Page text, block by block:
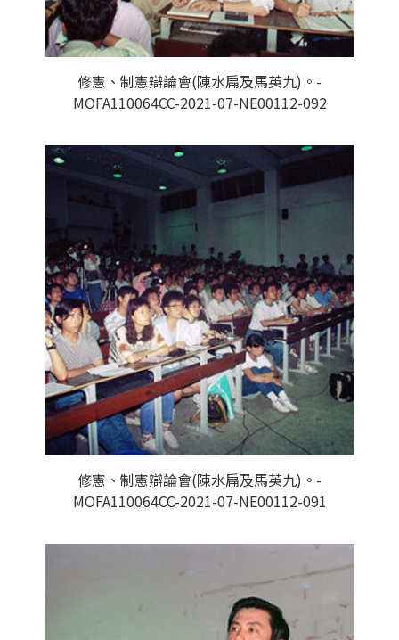
修憲、制憲辯論會(陳水扁及馬英九)。-
MOFA110064CC-2021-07-NE00112-092
修憲、制憲辯論會(陳水扁及馬英九)。-
MOFA110064CC-2021-07-NE00112-091